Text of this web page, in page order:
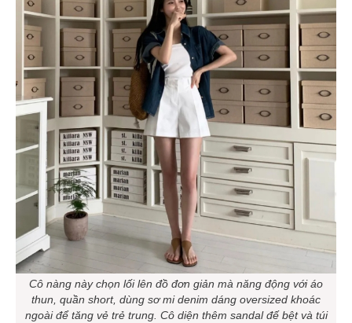
Cô nàng này chọn lối lên đồ đơn giản mà năng động với áo
thun, quần short, dùng sơ mi denim dáng oversized khoác
ngoài để tăng vẻ trẻ trung. Cô diện thêm sandal đế bệt và túi